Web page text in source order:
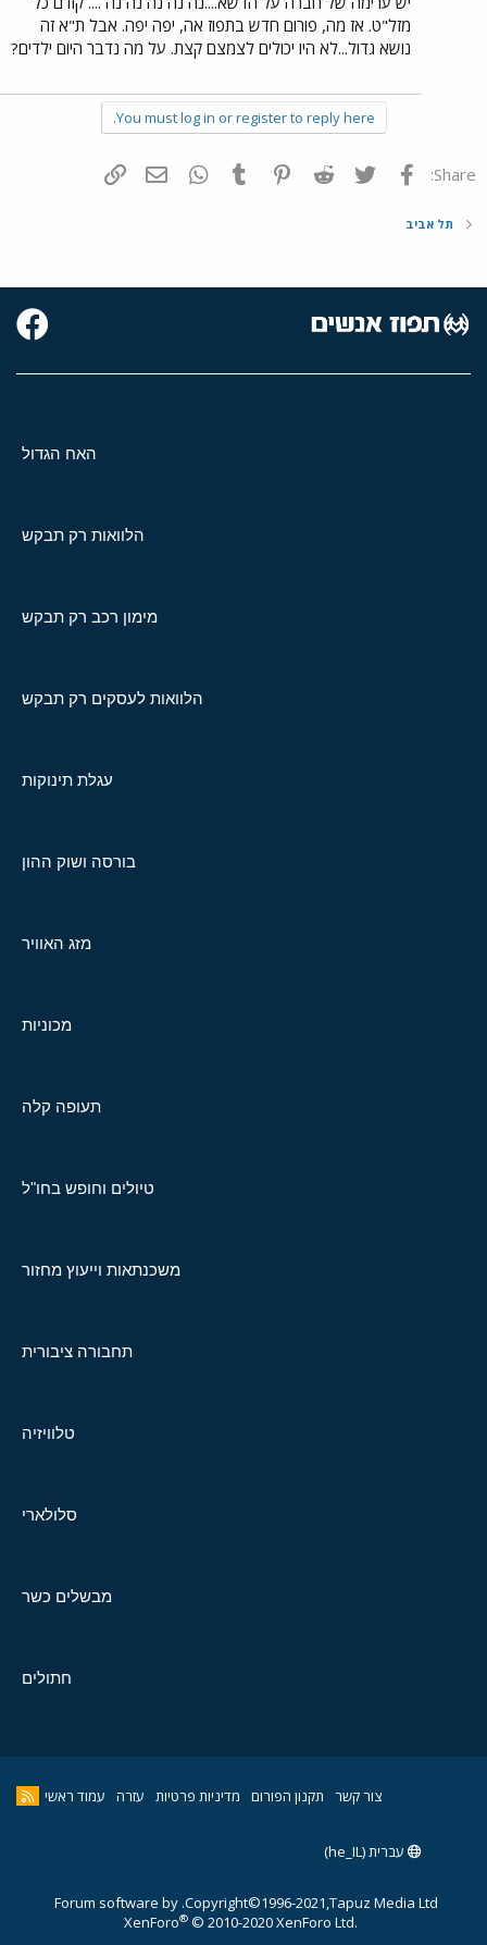
מזל"ט. אז מה, פורום חדש בתפוז אה, יפה יפה. אבל ת"א זה
נושא גדול...לא היו יכולים לצמצם קצת. על מה נדבר היום ילדים?
You must log in or register to reply here.
Share: פייסבוק Twitter
Reddit
Pinterest
Tumblr
WhatsAppדואר אלקטרוני
תל אביב
האח הגדול
הלוואות רק תבקש
מימון רכב רק תבקש
הלוואות לעסקים רק תבקש
עגלת תינוקות
בורסה ושוק ההון
מזג האוויר
מכוניות
תעופה קלה
טיולים וחופש בחו"ל
משכנתאות וייעוץ מחזור
תחבורה ציבורית
טלוויזיה
סלולארי
מבשלים כשר
חתולים
צור קשר תקנון הפורום מדיניות פרטיות עזרה עמוד ראשי
עברית (he_IL)
Copyright©1996-2021,Tapuz Media Ltd.
Forum software by
XenForo® © 2010-2020 XenForo Ltd.